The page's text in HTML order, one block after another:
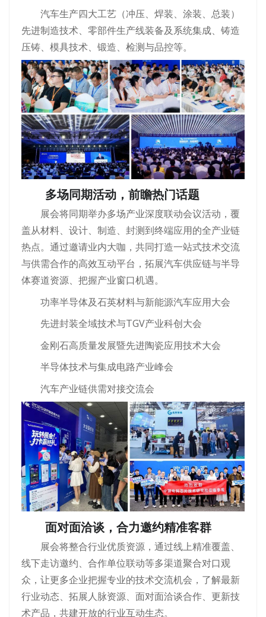
汽车生产四大工艺（冲压、焊装、涂装、总装）
先进制造技术、零部件生产线装备及系统集成、铸造
压铸、模具技术、锻造、检测与品控等。
多场同期活动，前瞻热门话题
展会将同期举办多场产业深度联动会议活动，覆
盖从材料、设计、制造、封测到终端应用的全产业链
热点。通过邀请业内大咖，共同打造一站式技术交流
与供需合作的高效互动平台，拓展汽车供应链与半导
体赛道资源、把握产业窗口机遇。
功率半导体及石英材料与新能源汽车应用大会
先进封装全域技术与TGV产业科创大会
金刚石高质量发展暨先进陶瓷应用技术大会
半导体技术与集成电路产业峰会
汽车产业链供需对接交流会
面对面洽谈，合力邀约精准客群
展会将整合行业优质资源，通过线上精准覆盖、
线下走访邀约、合作单位联动等多渠道聚合对口观
众，让更多企业把握专业的技术交流机会，了解最新
行业动态、拓展人脉资源、面对面洽谈合作、更新技
术产品，共建开放的行业互动生态。